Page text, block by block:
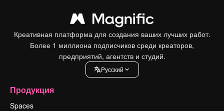
Креативная платформа для создания ваших лучших работ.
Более 1 миллиона подписчиков среди креаторов,
предприятий, агентств и студий.
Pусский
Продукция
Spaces